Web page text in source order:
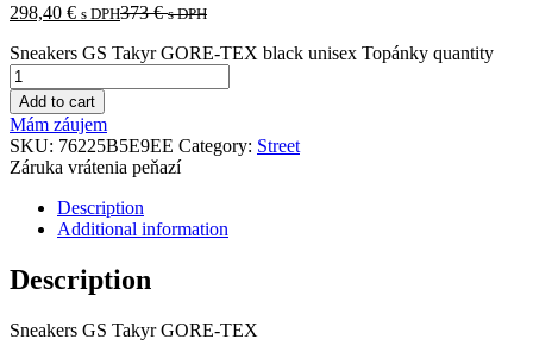
298,40 € s DPH373€ s DPH
Sneakers GS Takyr GORE-TEX black unisex Topánky quantity
Add to cart
Mám záujem
SKU: 76225B5E9EE Category: Street
Záruka vrátenia peňazí
Description
Additional information
Description
Sneakers GS Takyr GORE-TEX